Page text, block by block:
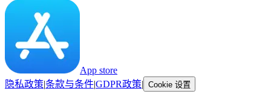
App store
隐私政策|条款与条件|GDPR政策| Cookie 设置